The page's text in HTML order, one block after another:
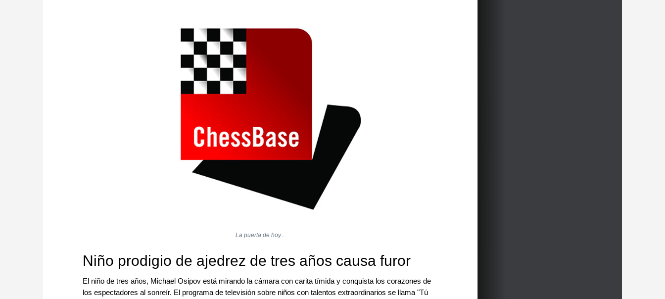
La puerta de hoy...
Niño prodigio de ajedrez de tres años causa furor
El niño de tres años, Michael Osipov está mirando la cámara con carita tímida y conquista los corazones de
los espectadores al sonreír. El programa de televisión sobre niños con talentos extraordinarios se llama "Tú